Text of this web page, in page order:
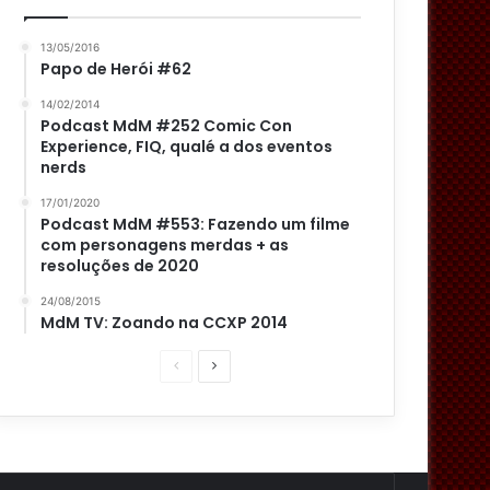
13/05/2016
Papo de Herói #62
14/02/2014
Podcast MdM #252 Comic Con
Experience, FIQ, qualé a dos eventos
nerds
17/01/2020
Podcast MdM #553: Fazendo um filme
com personagens merdas + as
resoluções de 2020
24/08/2015
MdM TV: Zoando na CCXP 2014